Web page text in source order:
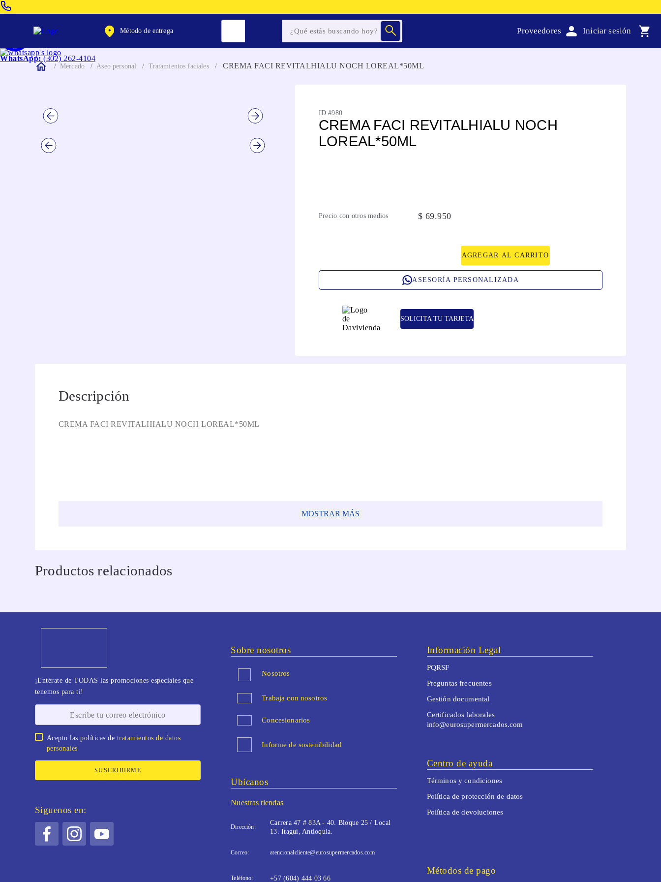
WhatsApp: (302) 262-4104
Método de entrega Proveedores
Mercado Aseo personal Tratamientos faciales CREMA FACI REVITALHIALU NOCH LOREAL*50ML
ID #980
CREMA FACI REVITALHIALU NOCH
LOREAL*50ML
Precio con otros medios $ 69.950
AGREGAR AL CARRITO
ASESORÍA PERSONALIZADA
SOLICITA TU TARJETA
Descripción
CREMA FACI REVITALHIALU NOCH LOREAL*50ML
MOSTRAR MÁS
Productos relacionados
¡Entérate de TODAS las promociones especiales que
tenemos para ti!
Acepto las políticas de tratamientos de datos
personales
SUSCRIBIRME
Síguenos en:
Sobre nosotros
Nosotros
Trabaja con nosotros
Concesionarios
Informe de sostenibilidad
Ubícanos
Nuestras tiendas
Dirección:
Carrera 47 # 83A - 40. Bloque 25 / Local
13. Itaguí, Antioquia.
Correo: atencionalcliente@eurosupermercados.com
Teléfono: +57 (604) 444 03 66
Información Legal
PQRSF
Preguntas frecuentes
Gestión documental
Certificados laborales
info@eurosupermercados.com
Centro de ayuda
Términos y condiciones
Política de protección de datos
Política de devoluciones
Métodos de pago